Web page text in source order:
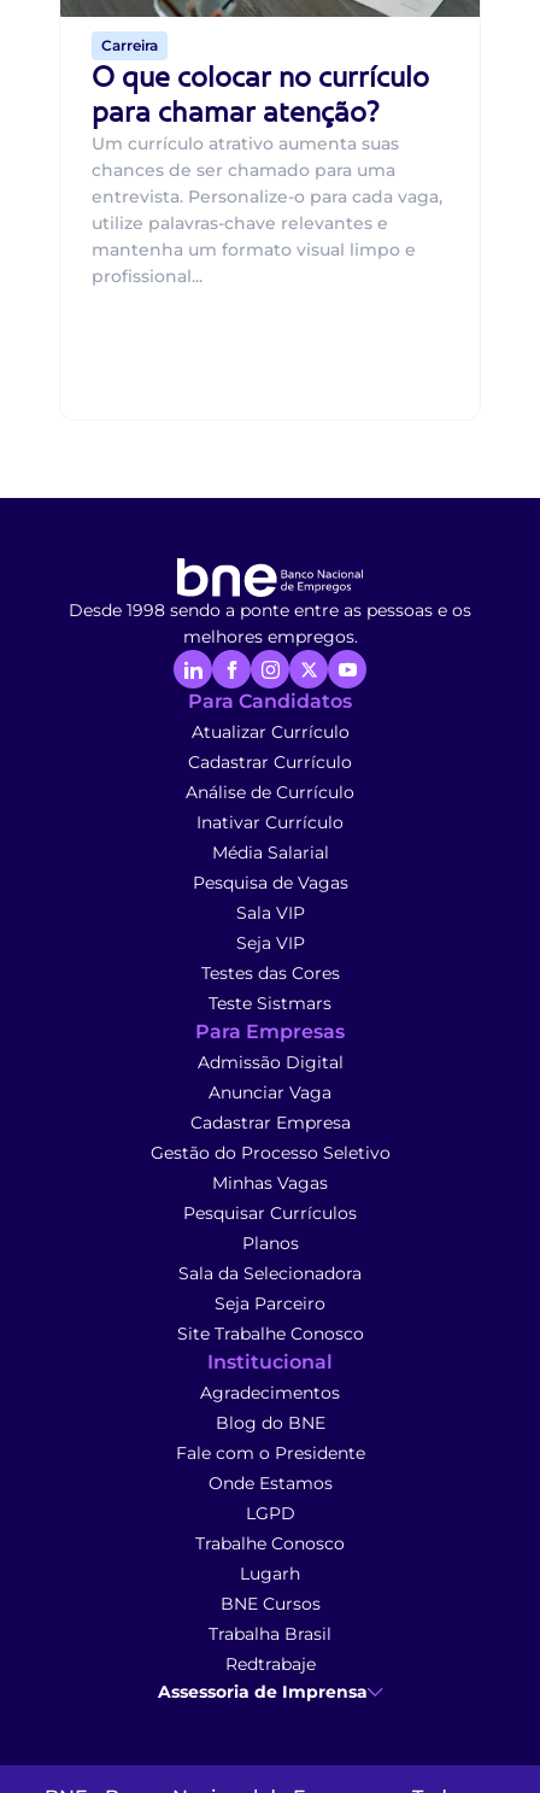
Carreira
O que colocar no currículo
para chamar atenção?
Um currículo atrativo aumenta suas
chances de ser chamado para uma
entrevista. Personalize-o para cada vaga,
utilize palavras-chave relevantes e
mantenha um formato visual limpo e
profissional...
Desde 1998 sendo a ponte entre as pessoas e os
melhores empregos.
Para Candidatos
Atualizar Currículo
Cadastrar Currículo
Análise de Currículo
Inativar Currículo
Média Salarial
Pesquisa de Vagas
Sala VIP
Seja VIP
Testes das Cores
Teste Sistmars
Para Empresas
Admissão Digital
Anunciar Vaga
Cadastrar Empresa
Gestão do Processo Seletivo
Minhas Vagas
Pesquisar Currículos
Planos
Sala da Selecionadora
Seja Parceiro
Site Trabalhe Conosco
Institucional
Agradecimentos
Blog do BNE
Fale com o Presidente
Onde Estamos
LGPD
Trabalhe Conosco
Lugarh
BNE Cursos
Trabalha Brasil
Redtrabaje
Assessoria de Imprensa
(41) 9 9102-1413